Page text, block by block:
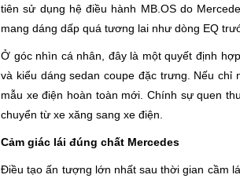
tiên sử dụng hệ điều hành MB.OS do
mang dáng dấp quá tương lai như dòng EQ
Ở góc nhìn cá nhân, đây là một quyết định
và kiểu dáng sedan coupe đặc trưng. Nếu
mẫu xe điện hoàn toàn mới. Chính sự quen
chuyển từ xe xăng sang xe điện.
Cảm giác lái đúng chất Mercedes
Điều tạo ấn tượng lớn nhất sau thời gian cầm